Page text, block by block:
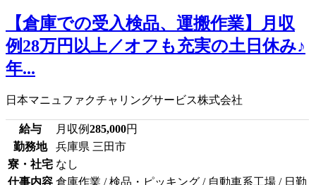
【倉庫での受入検品、運搬作業】月収
例28万円以上／オフも充実の土日休み♪
年...
日本マニュファクチャリングサービス株式会社
給与 月収例285,000円
勤務地
兵庫県 三田市
寮・社宅 なし
仕事内容 倉庫作業 / 検品・ピッキング / 自動車系工場 / 日勤